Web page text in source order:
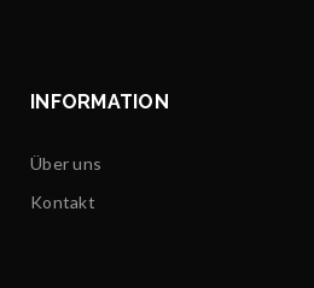
INFORMATION
Über uns
Kontakt